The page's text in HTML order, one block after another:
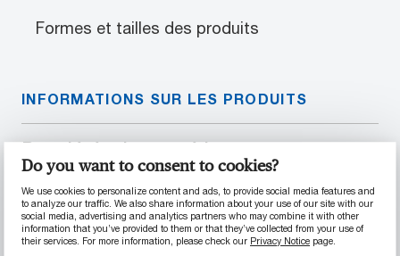
Do you want to consent to cookies?
We use cookies to personalize content and ads, to provide social media features and
to analyze our traffic. We also share information about your use of our site with our
social media, advertising and analytics partners who may combine it with other
information that you’ve provided to them or that they’ve collected from your use of
their services. For more information, please check our Privacy Notice page.
Formes et tailles des produits
INFORMATIONS SUR LES PRODUITS
Propriétés des matériaux
Excellente conductivité électrique
Faible absorption d’humidité
Résistance et rigidité élevées
Grande usinabilité